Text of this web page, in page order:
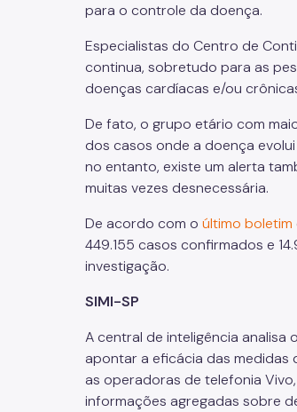
para o controle da doença.
Especialistas do Centro de
continua, sobretudo para as
doenças cardíacas e/ou
De fato, o grupo etário com
dos casos onde a doença
no entanto, existe um alerta
muitas vezes desnecessária.
De acordo com o último boletim
449.155 casos confirmados e
investigação.
SIMI-SP
A central de inteligência
apontar a eficácia das medidas
as operadoras de telefonia
informações agregadas sobre